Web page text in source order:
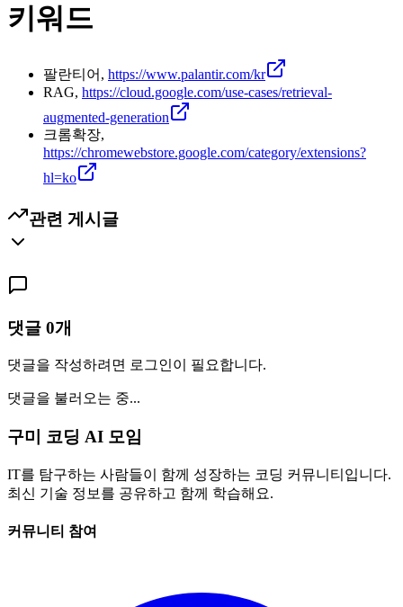
키워드
팔란티어, https://www.palantir.com/kr
RAG, https://cloud.google.com/use-cases/retrieval-
augmented-generation
크롬확장,
https://chromewebstore.google.com/category/extensions?
hl=ko
관련 게시글
댓글 0개
댓글을 작성하려면 로그인이 필요합니다.
댓글을 불러오는 중...
구미 코딩 AI 모임
IT를 탐구하는 사람들이 함께 성장하는 코딩 커뮤니티입니다.
최신 기술 정보를 공유하고 함께 학습해요.
커뮤니티 참여